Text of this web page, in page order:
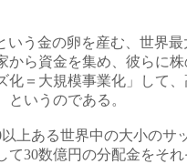
いう金の卵を産む、世界
から資金を集め、彼らに
化＝大規模事業化」して
というのである。
以上ある世界中の大小のサ
て30数億円の分配金をそ